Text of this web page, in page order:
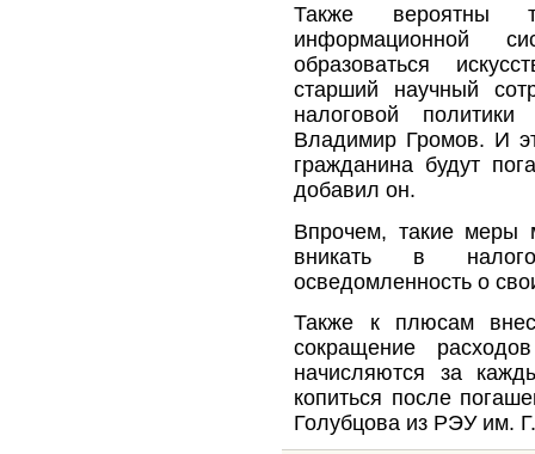
Также вероятны
информационной
образоваться
старший научный
налоговой
Владимир Громов. И
гражданина будут
добавил он.
Впрочем, такие меры
вникать в
осведомленность о
Также к плюсам
сокращение
начисляются за
копиться после
Голубцова из РЭУ им.